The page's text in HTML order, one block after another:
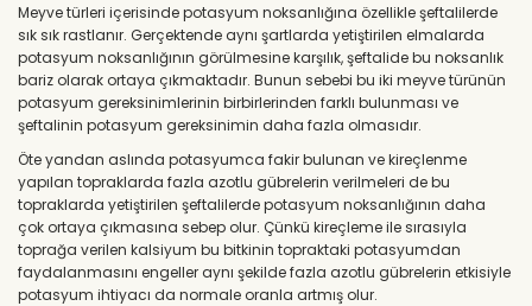
Meyve türleri içerisinde potasyum noksanlığına özellikle şeftalilerde
sık sık rastlanır. Gerçektende aynı şartlarda yetiştirilen elmalarda
potasyum noksanlığının görülmesine karşılık, şeftalide bu noksanlık
bariz olarak ortaya çıkmaktadır. Bunun sebebi bu iki meyve türünün
potasyum gereksinimlerinin birbirlerinden farklı bulunması ve
şeftalinin potasyum gereksinimin daha fazla olmasıdır.
Öte yandan aslında potasyumca fakir bulunan ve kireçlenme
yapılan topraklarda fazla azotlu gübrelerin verilmeleri de bu
topraklarda yetiştirilen şeftalilerde potasyum noksanlığının daha
çok ortaya çıkmasına sebep olur. Çünkü kireçleme ile sırasıyla
toprağa verilen kalsiyum bu bitkinin topraktaki potasyumdan
faydalanmasını engeller aynı şekilde fazla azotlu gübrelerin etkisiyle
potasyum ihtiyacı da normale oranla artmış olur.